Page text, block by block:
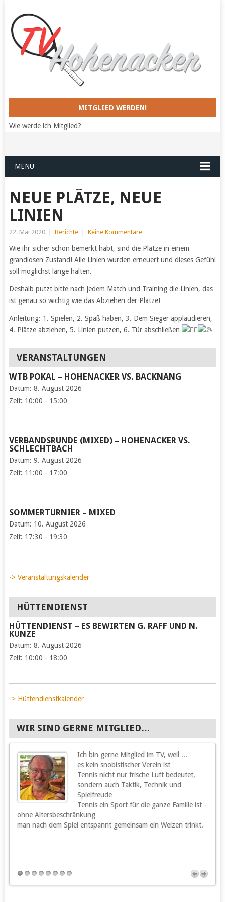
MITGLIED WERDEN!
Wie werde ich Mitglied?
MENU
NEUE PLÄTZE, NEUE
LINIEN
22. Mai 2020 Berichte Keine Kommentare
Wie ihr sicher schon bemerkt habt, sind die Plätze in einem
grandiosen Zustand! Alle Linien wurden erneuert und dieses Gefühl
soll möglichst lange halten.
Deshalb putzt bitte nach jedem Match und Training die Linien, das
ist genau so wichtig wie das Abziehen der Plätze!
Anleitung: 1. Spielen, 2. Spaß haben, 3. Dem Sieger applaudieren,
4. Plätze abziehen, 5. Linien putzen, 6. Tür abschließen
VERANSTALTUNGEN
WTB POKAL – HOHENACKER VS. BACKNANG
Datum: 8. August 2026
Zeit: 10:00 - 15:00
VERBANDSRUNDE (MIXED) – HOHENACKER VS.
SCHLECHTBACH
Datum: 9. August 2026
Zeit: 11:00 - 17:00
SOMMERTURNIER – MIXED
Datum: 10. August 2026
Zeit: 17:30 - 19:30
-> Veranstaltungskalender
HÜTTENDIENST
HÜTTENDIENST – ES BEWIRTEN G. RAFF UND N.
KUNZE
Datum: 8. August 2026
Zeit: 10:00 - 18:00
-> Hüttendienstkalender
WIR SIND GERNE MITGLIED…
Ich bin gerne Mitglied im TV, weil ...
es kein snobistischer Verein ist
Tennis nicht nur frische Luft bedeutet,
sondern auch Taktik, Technik und
Spielfreude
Tennis ein Sport für die ganze Familie ist -
ohne Altersbeschränkung
man nach dem Spiel entspannt gemeinsam ein Weizen trinkt.